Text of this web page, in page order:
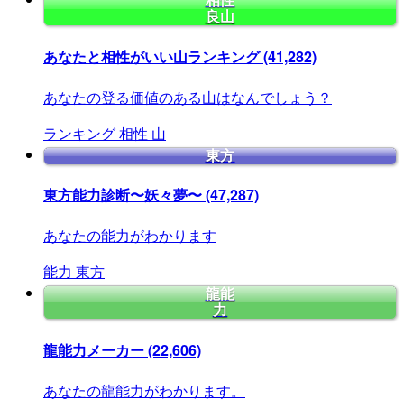
良山
あなたと相性がいい山ランキング(41,282)
あなたの登る価値のある山はなんでしょう？
ランキング相性 山
東方
東方能力診断〜妖々夢〜(47,287)
あなたの能力がわかります
能力 東方
龍能
力
龍能力メーカー(22,606)
あなたの龍能力がわかります。